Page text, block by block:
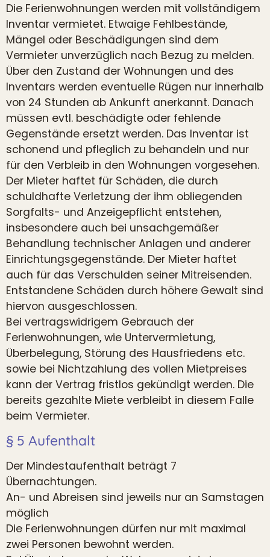
Die Ferienwohnungen werden mit vollständigem
Inventar vermietet. Etwaige Fehlbestände,
Mängel oder Beschädigungen sind dem
Vermieter unverzüglich nach Bezug zu melden.
Über den Zustand der Wohnungen und des
Inventars werden eventuelle Rügen nur innerhalb
von 24 Stunden ab Ankunft anerkannt. Danach
müssen evtl. beschädigte oder fehlende
Gegenstände ersetzt werden. Das Inventar ist
schonend und pfleglich zu behandeln und nur
für den Verbleib in den Wohnungen vorgesehen.
Der Mieter haftet für Schäden, die durch
schuldhafte Verletzung der ihm obliegenden
Sorgfalts- und Anzeigepflicht entstehen,
insbesondere auch bei unsachgemäßer
Behandlung technischer Anlagen und anderer
Einrichtungsgegenstände. Der Mieter haftet
auch für das Verschulden seiner Mitreisenden.
Entstandene Schäden durch höhere Gewalt sind
hiervon ausgeschlossen.
Bei vertragswidrigem Gebrauch der
Ferienwohnungen, wie Untervermietung,
Überbelegung, Störung des Hausfriedens etc.
sowie bei Nichtzahlung des vollen Mietpreises
kann der Vertrag fristlos gekündigt werden. Die
bereits gezahlte Miete verbleibt in diesem Falle
beim Vermieter.
§ 5 Aufenthalt
Der Mindestaufenthalt beträgt 7
Übernachtungen.
An- und Abreisen sind jeweils nur an Samstagen
möglich
Die Ferienwohnungen dürfen nur mit maximal
zwei Personen bewohnt werden.